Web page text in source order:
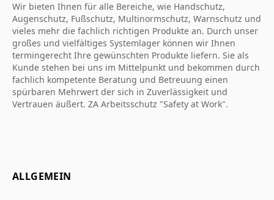
Wir bieten Ihnen für alle Bereiche, wie Handschutz,
Augenschutz, Fußschutz, Multinormschutz, Warnschutz und
vieles mehr die fachlich richtigen Produkte an. Durch unser
großes und vielfältiges Systemlager können wir Ihnen
termingerecht Ihre gewünschten Produkte liefern. Sie als
Kunde stehen bei uns im Mittelpunkt und bekommen durch
fachlich kompetente Beratung und Betreuung einen
spürbaren Mehrwert der sich in Zuverlässigkeit und
Vertrauen äußert. ZA Arbeitsschutz "Safety at Work".
ALLGEMEIN